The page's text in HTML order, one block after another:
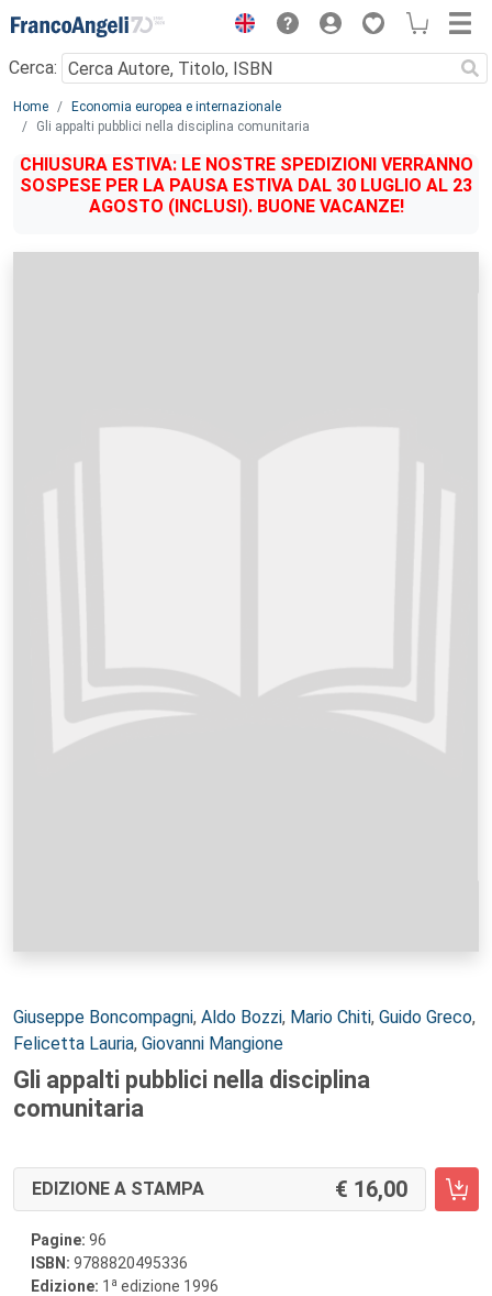
Menu
Cerca:
Main content
Home
Economia europea e internazionale
Gli appalti pubblici nella disciplina comunitaria
CHIUSURA ESTIVA: LE NOSTRE SPEDIZIONI VERRANNO
SOSPESE PER LA PAUSA ESTIVA DAL 30 LUGLIO AL 23
AGOSTO (INCLUSI). BUONE VACANZE!
Autori:
Giuseppe Boncompagni, Aldo Bozzi, Mario Chiti, Guido Greco,
Felicetta Lauria, Giovanni Mangione
Gli appalti pubblici nella disciplina
comunitaria
EDIZIONE A STAMPA 16,00
Pagine: 96
ISBN: 9788820495336
Edizione: 1 a edizione 1996